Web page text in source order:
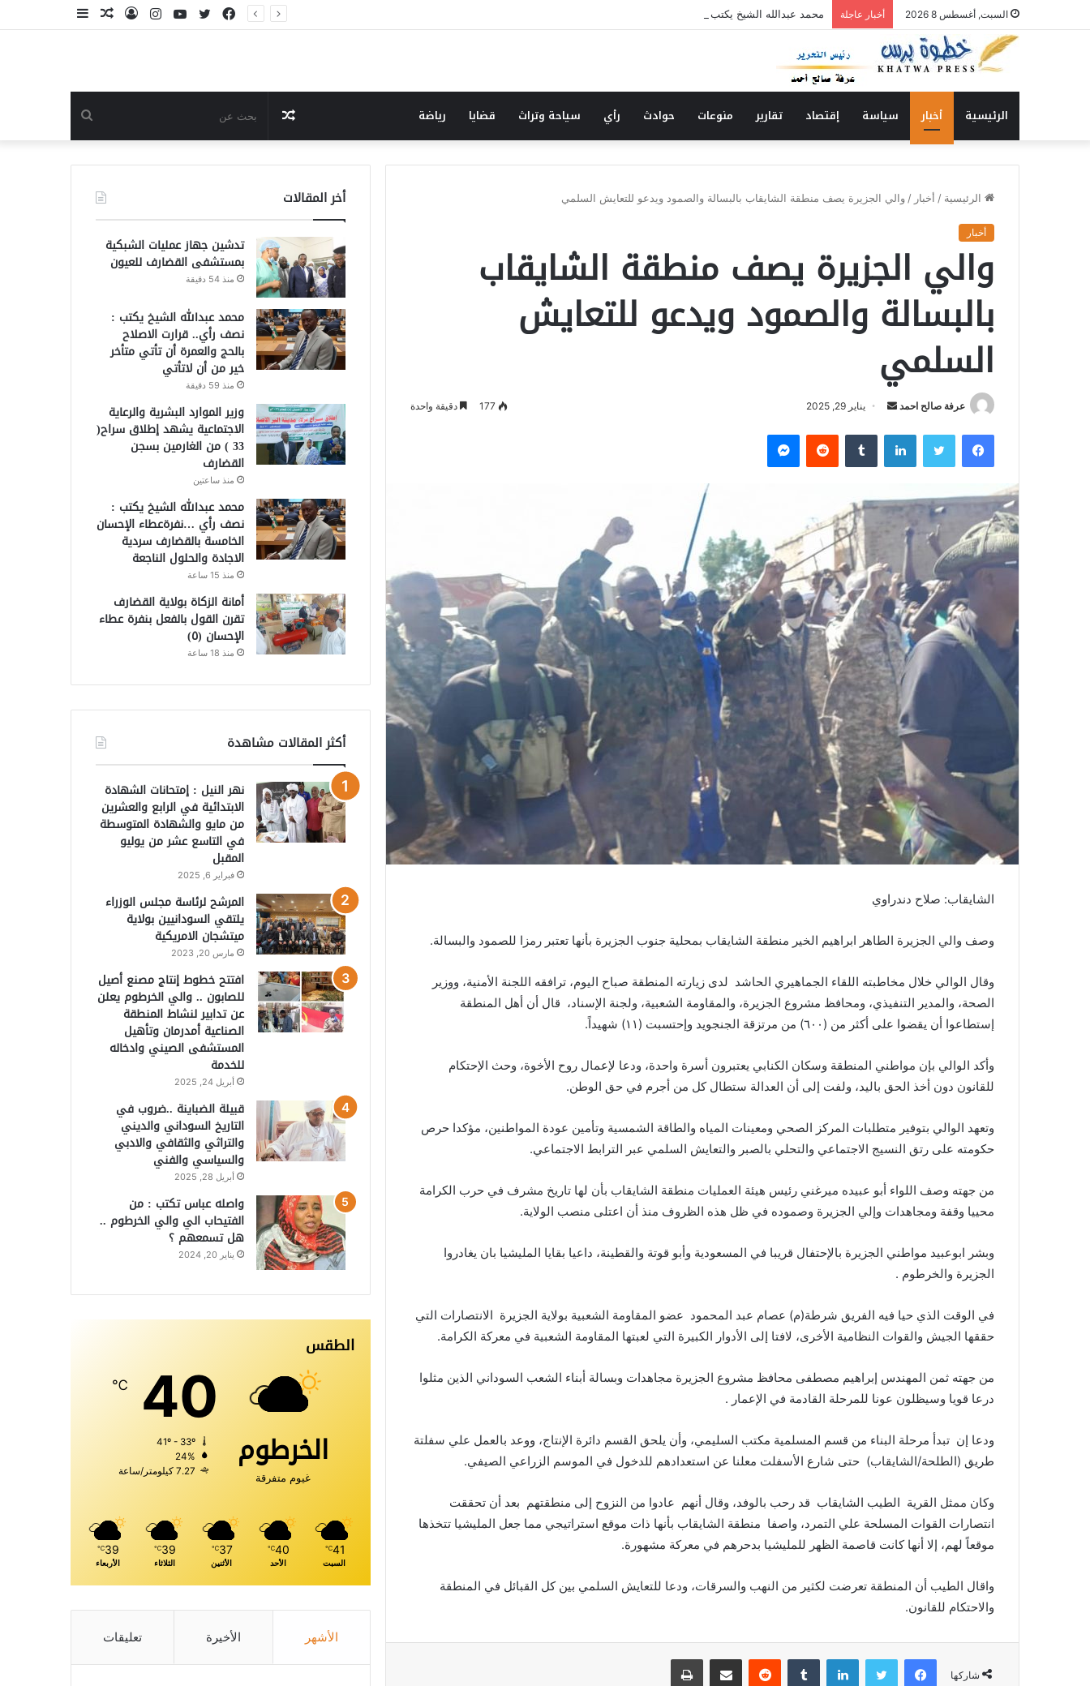
السبت, أغسطس 8 2026 أخبار عاجلة محمد عبدالله الشيخ يكتب : نصف رأي.. قرارت الاصلاح بالحج والعمرة أن تأتي متأخر خير من أن لاتأتي
مقال تسجيل
انستقرام يوتيوب تويتر
فيسبوك
الرئيسية أخبار سياسة إقتصاد تقارير منوعات حوادث رأي سياحة وتراث قضايا رياضة
عن
مقال
عشوائي
الرئيسية / أخبار / والي الجزيرة يصف منطقة الشايقاب بالبسالة والصمود ويدعو للتعايش السلمي
أخبار
والي الجزيرة يصف منطقة الشايقاب
بالبسالة والصمود ويدعو للتعايش
السلمي
عرفة صالح احمد
ل
ر
ا
إ
ل
ك
ت
ر
و
ن
ي
ا
يناير 29, 2025 177 دقيقة واحدة
فيسبوك لينكدإن
الشايقاب: صلاح دندراوي
وصف والي الجزيرة الطاهر ابراهيم الخير منطقة الشايقاب بمحلية جنوب الجزيرة بأنها تعتبر رمزا للصمود والبسالة.
وقال الوالي خلال مخاطبته اللقاء الجماهيري الحاشد لدى زيارته المنطقة صباح اليوم، ترافقه اللجنة الأمنية، ووزير
الصحة، والمدير التنفيذي، ومحافظ مشروع الجزيرة، والمقاومة الشعبية، ولجنة الإسناد، قال أن أهل المنطقة
إستطاعوا أن يقضوا على أكثر من (٦٠٠) من مرتزقة الجنجويد وإحتسبت (١١) شهيداً.
وأكد الوالي بإن مواطني المنطقة وسكان الكنابي يعتبرون أسرة واحدة، ودعا لإعمال روح الأخوة، وحث الإحتكام
للقانون دون أخذ الحق باليد، ولفت إلى أن العدالة ستطال كل من أجرم في حق الوطن.
وتعهد الوالي بتوفير متطلبات المركز الصحي ومعينات المياه والطاقة الشمسية وتأمين عودة المواطنين، مؤكدا حرص
حكومته على رتق النسيج الاجتماعي والتحلي بالصبر والتعايش السلمي عبر الترابط الاجتماعي.
من جهته وصف اللواء أبو عبيده ميرغني رئيس هيئة العمليات منطقة الشايقاب بأن لها تاريخ مشرف في حرب الكرامة
محييا وقفة ومجاهدات وإلي الجزيرة وصموده في ظل هذه الظروف منذ أن اعتلى منصب الولاية.
وبشر ابوعبيد مواطني الجزيرة بالإحتفال قريبا في المسعودية وأبو قوتة والقطينة، داعيا بقايا المليشيا بان يغادروا
الجزيرة والخرطوم .
في الوقت الذي حيا فيه الفريق شرطة(م) عصام عبد المحمود عضو المقاومة الشعبية بولاية الجزيرة الانتصارات التي
حققها الجيش والقوات النظامية الأخرى، لافتا إلى الأدوار الكبيرة التي لعبتها المقاومة الشعبية في معركة الكرامة.
من جهته ثمن المهندس إبراهيم مصطفى محافظ مشروع الجزيرة مجاهدات وبسالة أبناء الشعب السوداني الذين مثلوا
درعا قويا وسيظلون عونا للمرحلة القادمة في الإعمار .
ودعا إن تبدأ مرحلة البناء من قسم المسلمية مكتب السليمي، وأن يلحق القسم دائرة الإنتاج، ووعد بالعمل علي سفلتة
طريق (الطلحة/الشايقاب) حتى شارع الأسفلت معلنا عن استعدادهم للدخول في الموسم الزراعي الصيفي.
وكان ممثل القرية الطيب الشايقاب قد رحب بالوفد، وقال أنهم عادوا من النزوح إلى منطقتهم بعد أن تحققت
انتصارات القوات المسلحة علي التمرد، واصفا منطقة الشايقاب بأنها ذات موقع استراتيجي مما جعل المليشيا تتخذها
موقعاً لهم، إلا أنها كانت قاصمة الظهر للمليشيا بدحرهم في معركة مشهورة.
واقال الطيب أن المنطقة تعرضت لكثير من النهب والسرقات، ودعا للتعايش السلمي بين كل القبائل في المنطقة
والاحتكام للقانون.
شاركها
فيسبوك لينكدإن
أخر المقالات
تدشين جهاز عمليات الشبكية
بمستشفى القضارف للعيون
منذ 54 دقيقة
محمد عبدالله الشيخ يكتب :
نصف رأي.. قرارت الاصلاح
بالحج والعمرة أن تأتي متأخر
خير من أن لاتأتي
منذ 59 دقيقة
وزير الموارد البشرية والرعاية
الاجتماعية يشهد إطلاق سراح(
33 ) من الغارمين بسجن
القضارف
منذ ساعتين
محمد عبدالله الشيخ يكتب :
نصف رأي …نفرةعطاء الإحسان
الخامسة بالقضارف سردية
الاجادة والحلول الناجعة
منذ 15 ساعة
أمانة الزكاة بولاية القضارف
تقرن القول بالفعل بنفرة عطاء
الإحسان (٥)
منذ 18 ساعة
أكثر المقالات مشاهدة
نهر النيل : إمتحانات الشهادة
الابتدائية في الرابع والعشرين
من مايو والشهادة المتوسطة
في التاسع عشر من يوليو
المقبل
فبراير 6, 2025
المرشح لرئاسة مجلس الوزراء
يلتقي السودانيين بولاية
ميتشجان الامريكية
مارس 20, 2023
افتتح خطوط إنتاج مصنع أصيل
للصابون .. والي الخرطوم يعلن
عن تدابير لنشاط المنطقة
الصناعية أمدرمان وتأهيل
المستشفى الصيني وادخاله
للخدمة
أبريل 24, 2025
قبيلة الضباينة ..ضروب في
التاريخ السوداني والديني
والتراثي والثقافي والادبي
والسياسي والفني
أبريل 28, 2025
واصله عباس تكتب : من
الفتيحاب الي والي الخرطوم ..
هل تسمعهم ؟
يناير 20, 2024
الطقس
الخرطوم
غيوم متفرقة
40
℃
24%
7.27 كيلومتر/ساعة
41
℃
السبت
40
℃
الأحد
37
℃
الأثنين
39
℃
الثلاثاء
39
℃
الأربعاء
الأشهر الأخيرة تعليقات